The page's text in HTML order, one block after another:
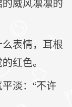
表情，耳根
红色。
淡：“不许